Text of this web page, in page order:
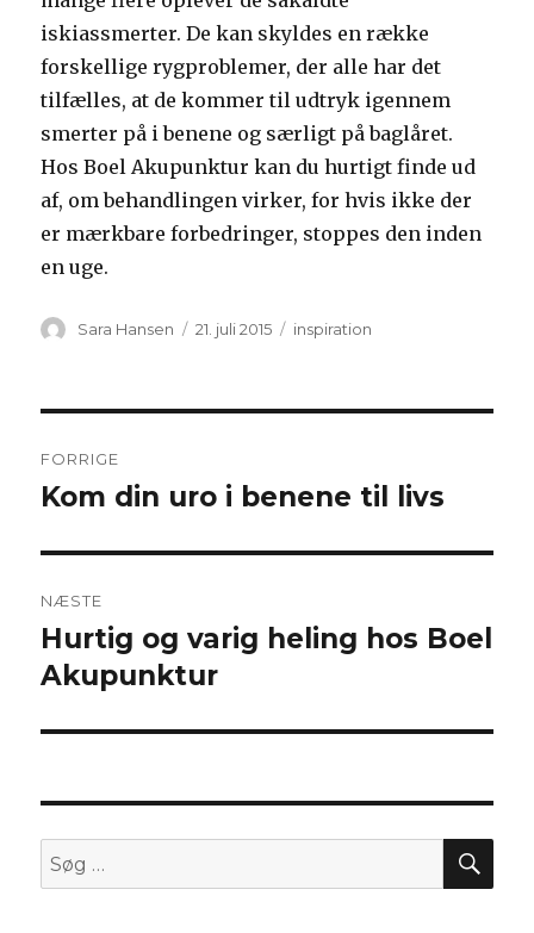
iskiassmerter. De kan skyldes en række
forskellige rygproblemer, der alle har det
tilfælles, at de kommer til udtryk igennem
smerter på i benene og særligt på baglåret.
Hos Boel Akupunktur kan du hurtigt finde ud
af, om behandlingen virker, for hvis ikke der
er mærkbare forbedringer, stoppes den inden
en uge.
Forfatter
Sara Hansen Udgivet
21. juli 2015 Kategorier
inspiration
FORRIGE
Forrige
Kom din uro i benene til livs
NÆSTE
Næste
indlæg:
Hurtig og varig heling hos Boel
Akupunktur
Søg
efter: